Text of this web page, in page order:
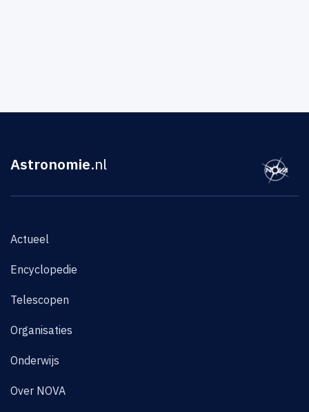
Astronomie.nl
Actueel
Encyclopedie
Telescopen
Organisaties
Onderwijs
Over NOVA